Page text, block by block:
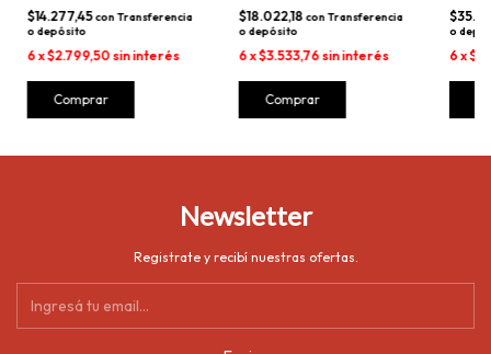
$14.277,45con Transferencia
o depósito
6x$2.799,50 sin interés
$18.022,18 conTransferencia
o depósito
6x$3.533,76 sin interés
o
6 x
Newsletter
Registrate y recibí nuestras ofertas.